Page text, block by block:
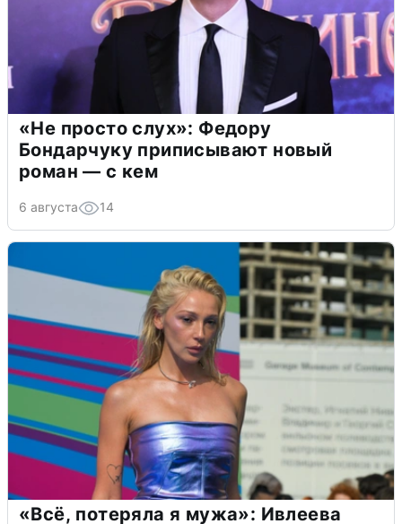
«Не просто слух»: Федору
Бондарчуку приписывают новый
роман — с кем
6 августа 14
«Всё, потеряла я мужа»: Ивлеева